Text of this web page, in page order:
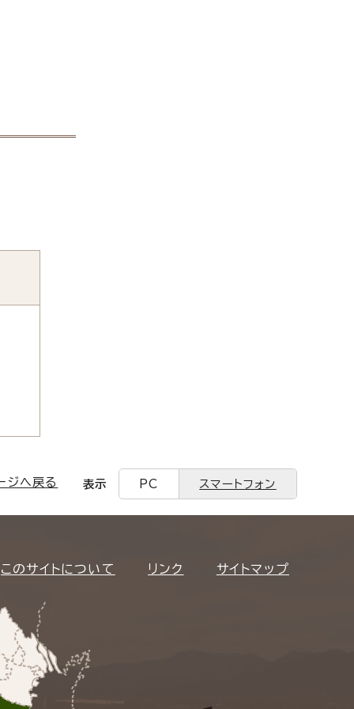
ジへ戻る 表示 PC スマートフォン
このサイトについて リンク サイトマップ